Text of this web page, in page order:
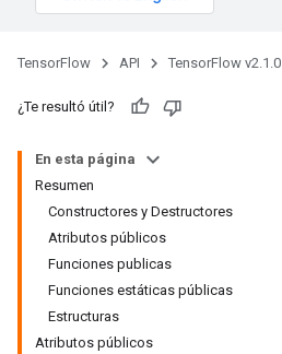
TensorFlow API TensorFlow v2.1.0
¿Te resultó útil?
En esta página
Resumen
Constructores y Destructores
Atributos públicos
Funciones publicas
Funciones estáticas públicas
Estructuras
Atributos públicos